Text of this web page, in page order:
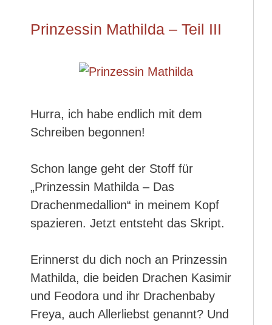
Prinzessin Mathilda – Teil III
Hurra, ich habe endlich mit dem
Schreiben begonnen!
Schon lange geht der Stoff für
„Prinzessin Mathilda – Das
Drachenmedallion“ in meinem Kopf
spazieren. Jetzt entsteht das Skript.
Erinnerst du dich noch an Prinzessin
Mathilda, die beiden Drachen Kasimir
und Feodora und ihr Drachenbaby
Freya, auch Allerliebst genannt? Und